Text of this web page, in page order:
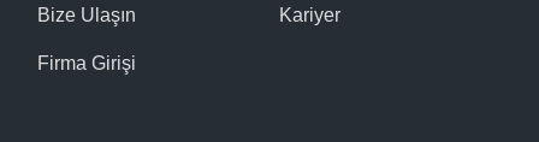
Bize Ulaşın
Firma Girişi
Kariyer